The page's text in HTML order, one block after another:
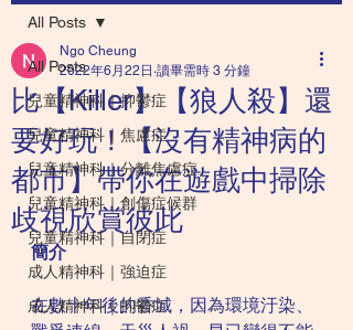
All Posts
兒童精神科｜抑鬱症
兒童精神科｜焦慮症
兒童精神科｜分離焦慮症
兒童精神科｜創傷症候群
兒童精神科｜自閉症
成人精神科｜強迫症
成人精神科｜抑鬱症
All Posts
比【Killer】【狼人殺】還
要好玩！【沒有精神病的
都市】帶你在遊戲中掃除
歧視欣賞彼此
Ngo Cheung
2022年6月22日 讀畢需時 3 分鐘
簡介
在數十年後的香城，因為環境汙染、